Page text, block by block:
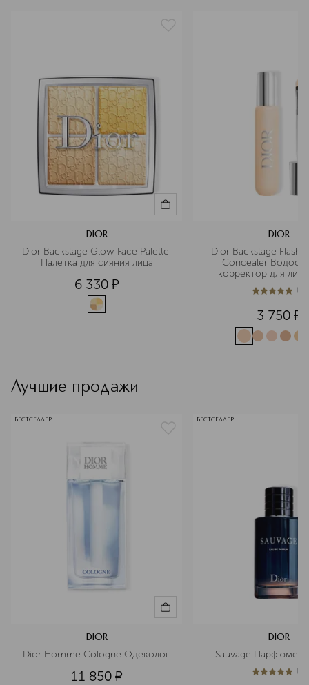
DIOR
Dior Backstage Glow Face Palette
Палетка для сияния лица
6 330 ¤
DIOR
Dior Backstage Flash
Concealer
корректор для
5из 51 (
3 750 ¤
Лучшие продажи
БЕСТСЕЛЛЕР
DIOR
Dior Homme Cologne Одеколон
11 850 ¤
БЕСТСЕЛЛЕР
DIOR
Sauvage
5из 51 (